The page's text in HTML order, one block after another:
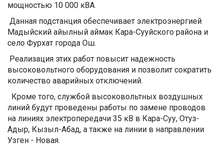
мощностью 10 000 кВА.
Данная подстанция обеспечивает электроэнергией
Мадыйский айылный аймак Кара-Сууйского района и
село Фурхат города Ош.
Реализация этих работ повысит надежность
высоковольтного оборудования и позволит сократить
количество аварийных отключений.
Кроме того, службой высоковольтных воздушных
линий будут проведены работы по замене проводов
на линиях электропередачи 35 кВ в Кара-Суу, Отуз-
Адыр, Кызыл-Абад, а также на линии в направлении
Узген - Новая.